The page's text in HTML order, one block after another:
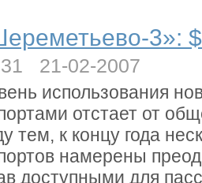
3»:
21-02-2007
использования
отстает от
тем, к концу года
намерены
доступными для